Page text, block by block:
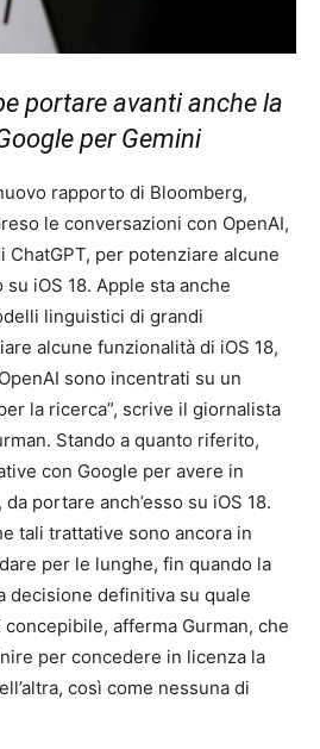
portare avanti anche la
per Gemini
rapporto di Bloomberg,
le conversazioni con OpenAI,
ChatGPT, per potenziare alcune
iOS 18. Apple sta anche
linguistici di grandi
alcune funzionalità di iOS 18,
sono incentrati su un
la ricerca”, scrive il giornalista
Stando a quanto riferito,
con Google per avere in
portare anch’esso su iOS 18.
tali trattative sono ancora in
per le lunghe, fin quando la
decisione definitiva su quale
afferma Gurman, che
per concedere in licenza la
così come nessuna di